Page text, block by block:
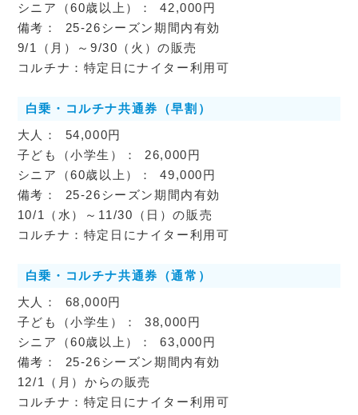
42,000円
25-26シーズン期間内有効
9/1（月）～9/30（火）の販売
コルチナ：特定日にナイター利用可
白乗・コルチナ共通券（早割）
54,000円
26,000円
49,000円
25-26シーズン期間内有効
10/1（水）～11/30（日）の販売
コルチナ：特定日にナイター利用可
白乗・コルチナ共通券（通常）
68,000円
38,000円
63,000円
25-26シーズン期間内有効
12/1（月）からの販売
コルチナ：特定日にナイター利用可